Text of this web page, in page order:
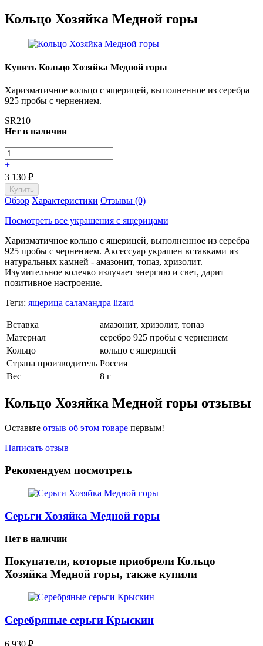
Кольцо Хозяйка Медной горы
Купить Кольцо Хозяйка Медной горы
Харизматичное кольцо с ящерицей, выполненное из серебра
925 пробы с чернением.
SR210
Нет в наличии
−
+
3 130 ₽
Обзор Характеристики Отзывы (0)
Посмотреть все украшения с ящерицами
Харизматичное кольцо с ящерицей, выполненное из серебра
925 пробы с чернением. Аксессуар украшен вставками из
натуральных камней - амазонит, топаз, хризолит.
Изумительное колечко излучает энергию и свет, дарит
позитивное настроение.
Теги: ящерица саламандра lizard
Вставка
амазонит, хризолит, топаз
Материал
серебро 925 пробы с чернением
Кольцо
кольцо с ящерицей
Страна производитель Россия
Вес
8 г
Кольцо Хозяйка Медной горы отзывы
Оставьте отзыв об этом товаре первым!
Написать отзыв
Рекомендуем посмотреть
Серьги Хозяйка Медной горы
Нет в наличии
Покупатели, которые приобрели Кольцо
Хозяйка Медной горы, также купили
Серебряные серьги Крыскин